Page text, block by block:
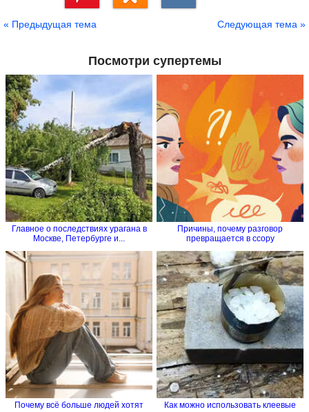
« Предыдущая тема Следующая тема »
Посмотри супертемы
Главное о последствиях урагана в
Москве, Петербурге и...
Причины, почему разговор
превращается в ссору
Почему всё больше людей хотят
Как можно использовать клеевые